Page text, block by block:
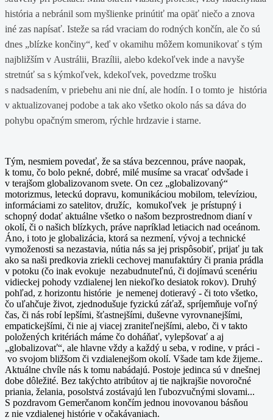
história a nebránil som myšlienke prinútiť ma opäť niečo a znova
iné zas napísať. Isteže sa rád vraciam do rodných končín, ale čo sú
dnes „blízke končiny“, keď v okamihu môžem komunikovať s tým
najbližším v Austrálii, Brazílii, alebo kdekoľvek inde a navyše
stretnúť sa s kýmkoľvek, kdekoľvek, povedzme trošku
s nadsadením, v priebehu ani nie dní, ale hodín. I o tomto je história
v aktualizovanej podobe a tak ako všetko okolo nás sa dáva do
pohybu opačným smerom, rýchle hrdzavie i starne.
Tým, nesmiem povedať, že sa stáva bezcennou, práve naopak,
k tomu, čo bolo pekné, dobré, milé musíme sa vracať odvšade i
v terajšom globalizovanom svete. On cez „globalizovaný“
motorizmus, leteckú dopravu, komunikáciou mobilom, televíziou,
informáciami zo satelitov, družíc, komukoľvek je prístupný i
schopný dodať aktuálne všetko o našom bezprostrednom dianí v
okolí, či o našich blízkych, práve napríklad letiacich nad oceánom.
Áno, i toto je globalizácia, ktorá sa nezmení, vývoj a technické
vymoženosti sa nezastavia, nútia nás sa jej prispôsobiť, prijať ju tak
ako sa naši predkovia zriekli cechovej manufaktúry či prania prádla
v potoku (čo inak evokuje nezabudnuteľnú, či dojímavú scenériu
vidieckej pohody vzdialenej len niekoľko desiatok rokov). Druhý
pohľad, z horizontu histórie je nemenej dotieravý - či toto všetko,
čo uľahčuje život, zjednodušuje fyzickú záťaž, spríjemňuje voľný
čas, či nás robí lepšími, šťastnejšími, duševne vyrovnanejšími,
empatickejšími, či nie aj viacej zraniteľnejšími, alebo, či v takto
položených kritériách máme čo doháňať, vylepšovať a aj
„globalizovať“, ale hlavne vždy a každý u seba, v rodine, v práci -
vo svojom bližšom či vzdialenejšom okolí. Všade tam kde žijeme..
Aktuálne chvíle nás k tomu nabádajú. Postoje jedinca sú v dnešnej
dobe dôležité. Bez takýchto atribútov aj tie najkrajšie novoročné
priania, želania, posolstvá zostávajú len ľubozvučnými slovami...
S pozdravom Gemerčanom končím jednou inovovanou básňou
z nie vzdialenej histórie v očakávaniach.